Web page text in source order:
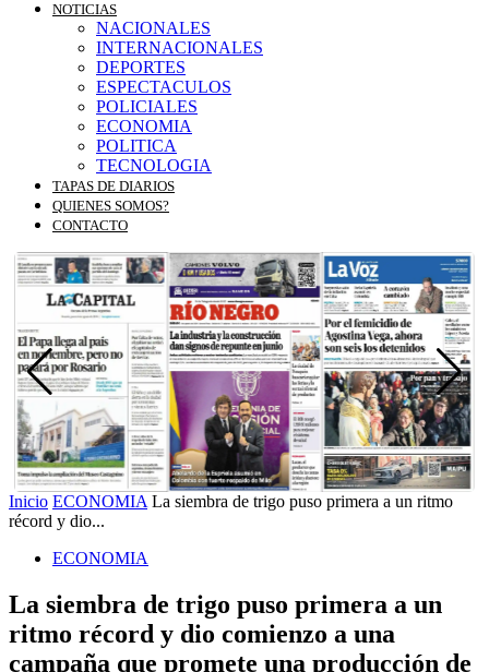
NOTICIAS
NACIONALES
INTERNACIONALES
DEPORTES
ESPECTACULOS
POLICIALES
ECONOMIA
POLITICA
TECNOLOGIA
TAPAS DE DIARIOS
QUIENES SOMOS?
CONTACTO
Inicio ECONOMIA La siembra de trigo puso primera a un ritmo
récord y dio...
ECONOMIA
La siembra de trigo puso primera a un
ritmo récord y dio comienzo a una
campaña que promete una producción de